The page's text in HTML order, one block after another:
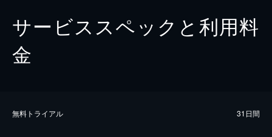
サービススペックと利用料
金
無料トライアル 31日間